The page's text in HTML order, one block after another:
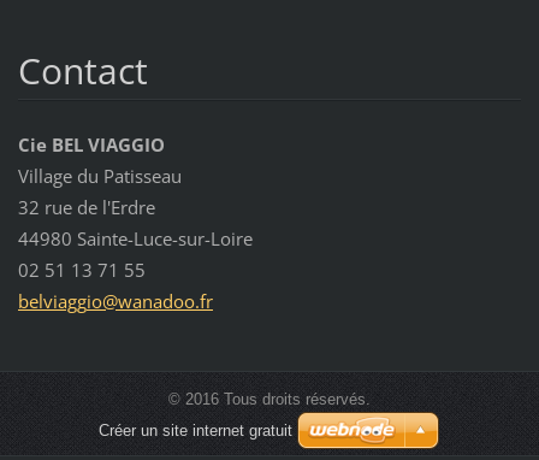
Contact
Cie BEL VIAGGIO
Village du Patisseau
32 rue de l'Erdre
44980 Sainte-Luce-sur-Loire
02 51 13 71 55
belviaggio@wanadoo.fr
© 2016 Tous droits réservés.
Créer un site internet gratuit